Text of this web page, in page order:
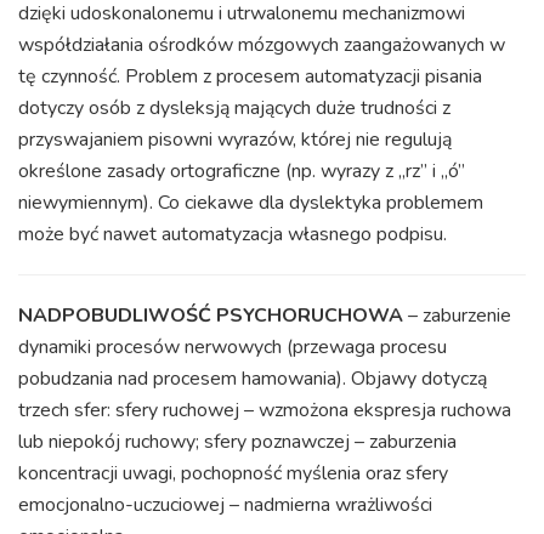
dzięki udoskonalonemu i utrwalonemu mechanizmowi
współdziałania ośrodków mózgowych zaangażowanych w
tę czynność. Problem z procesem automatyzacji pisania
dotyczy osób z dysleksją mających duże trudności z
przyswajaniem pisowni wyrazów, której nie regulują
określone zasady ortograficzne (np. wyrazy z „rz” i „ó”
niewymiennym). Co ciekawe dla dyslektyka problemem
może być nawet automatyzacja własnego podpisu.
NADPOBUDLIWOŚĆ PSYCHORUCHOWA– zaburzenie
dynamiki procesów nerwowych (przewaga procesu
pobudzania nad procesem hamowania). Objawy dotyczą
trzech sfer: sfery ruchowej – wzmożona ekspresja ruchowa
lub niepokój ruchowy; sfery poznawczej – zaburzenia
koncentracji uwagi, pochopność myślenia oraz sfery
emocjonalno-uczuciowej – nadmierna wrażliwości